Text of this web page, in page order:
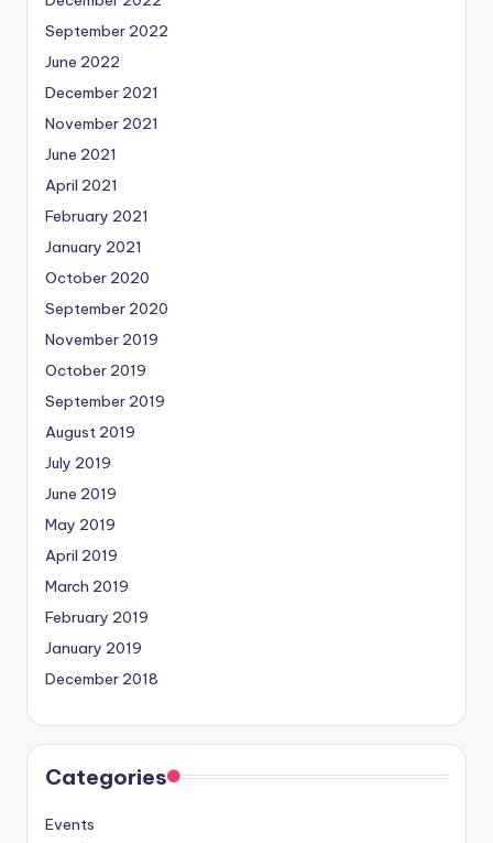
September 2022
June 2022
December 2021
November 2021
June 2021
April 2021
February 2021
January 2021
October 2020
September 2020
November 2019
October 2019
September 2019
August 2019
July 2019
June 2019
May 2019
April 2019
March 2019
February 2019
January 2019
December 2018
Categories
Events